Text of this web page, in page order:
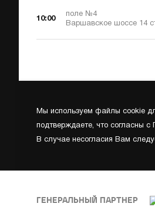
10:00
поле №4
Варшавское шоссе 14
Мы используем файлы cookie
подтверждаете, что согласны с
В случае несогласия Вам
ГЕНЕРАЛЬНЫЙ ПАРТНЕР